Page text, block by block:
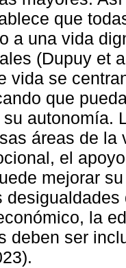
que
a una vida
(Dupuy et
vida se
que
autonomía.
áreas de
el
mejorar
la
deben ser